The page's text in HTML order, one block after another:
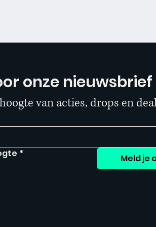
onze nieuwsbrief
van acties, drops en
* Meld je